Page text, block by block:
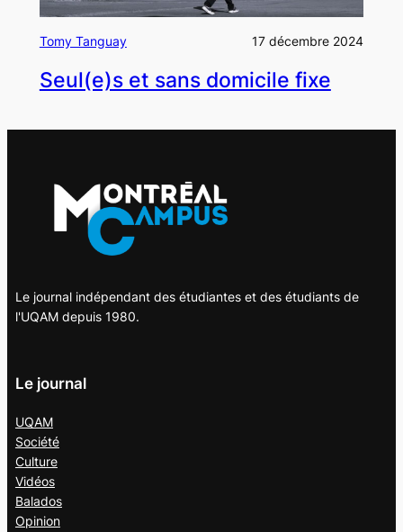
Tomy Tanguay 17 décembre 2024
Seul(e)s et sans domicile fixe
Le journal indépendant des étudiantes et des étudiants de
l'UQAM depuis 1980.
Le journal
UQAM
Société
Culture
Vidéos
Balados
Opinion